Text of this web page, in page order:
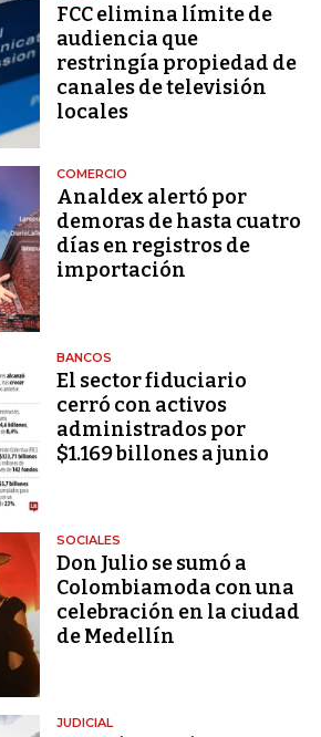
FCC elimina límite de
audiencia que
restringía propiedad de
canales de televisión
locales
COMERCIO
Analdex alertó por
demoras de hasta cuatro
días en registros de
importación
BANCOS
El sector fiduciario
cerró con activos
administrados por
$1.169 billones a junio
SOCIALES
Don Julio se sumó a
Colombiamoda con una
celebración en la ciudad
de Medellín
JUDICIAL